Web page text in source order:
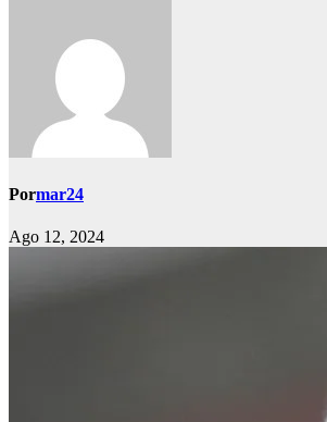
Pormar24
Ago 12, 2024